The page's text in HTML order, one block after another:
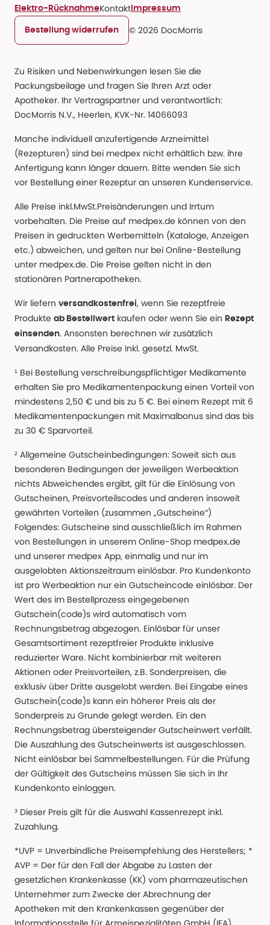
Elektro-RücknahmeKontakt Impressum
Bestellung widerrufen © 2026 DocMorris
Zu Risiken und Nebenwirkungen lesen Sie die
Packungsbeilage und fragen Sie Ihren Arzt oder
Apotheker. Ihr Vertragspartner und verantwortlich:
DocMorris N.V., Heerlen, KVK-Nr. 14066093
Manche individuell anzufertigende Arzneimittel
(Rezepturen) sind bei medpex nicht erhältlich bzw. ihre
Anfertigung kann länger dauern. Bitte wenden Sie sich
vor Bestellung einer Rezeptur an unseren Kundenservice.
Alle Preise inkl.MwSt.Preisänderungen und Irrtum
vorbehalten. Die Preise auf medpex.de können von den
Preisen in gedruckten Werbemitteln (Kataloge, Anzeigen
etc.) abweichen, und gelten nur bei Online-Bestellung
unter medpex.de. Die Preise gelten nicht in den
stationären Partnerapotheken.
Wir liefern versandkostenfrei, wenn Sie rezeptfreie
Produkte ab Bestellwert kaufen oder wenn Sie ein Rezept
einsenden. Ansonsten berechnen wir zusätzlich
Versandkosten. Alle Preise Inkl. gesetzl. MwSt.
¹ Bei Bestellung verschreibungspflichtiger Medikamente
erhalten Sie pro Medikamentenpackung einen Vorteil von
mindestens 2,50 € und bis zu 5 €. Bei einem Rezept mit 6
Medikamentenpackungen mit Maximalbonus sind das bis
zu 30 € Sparvorteil.
² Allgemeine Gutscheinbedingungen: Soweit sich aus
besonderen Bedingungen der jeweiligen Werbeaktion
nichts Abweichendes ergibt, gilt für die Einlösung von
Gutscheinen, Preisvorteilscodes und anderen insoweit
gewährten Vorteilen (zusammen „Gutscheine“)
Folgendes: Gutscheine sind ausschließlich im Rahmen
von Bestellungen in unserem Online-Shop medpex.de
und unserer medpex App, einmalig und nur im
ausgelobten Aktionszeitraum einlösbar. Pro Kundenkonto
ist pro Werbeaktion nur ein Gutscheincode einlösbar. Der
Wert des im Bestellprozess eingegebenen
Gutschein(code)s wird automatisch vom
Rechnungsbetrag abgezogen. Einlösbar für unser
Gesamtsortiment rezeptfreier Produkte inklusive
reduzierter Ware. Nicht kombinierbar mit weiteren
Aktionen oder Preisvorteilen, z.B. Sonderpreisen, die
exklusiv über Dritte ausgelobt werden. Bei Eingabe eines
Gutschein(code)s kann ein höherer Preis als der
Sonderpreis zu Grunde gelegt werden. Ein den
Rechnungsbetrag übersteigender Gutscheinwert verfällt.
Die Auszahlung des Gutscheinwerts ist ausgeschlossen.
Nicht einlösbar bei Sammelbestellungen. Für die Prüfung
der Gültigkeit des Gutscheins müssen Sie sich in Ihr
Kundenkonto einloggen.
³ Dieser Preis gilt für die Auswahl Kassenrezept inkl.
Zuzahlung.
*UVP = Unverbindliche Preisempfehlung des Herstellers; *
AVP = Der für den Fall der Abgabe zu Lasten der
gesetzlichen Krankenkasse (KK) vom pharmazeutischen
Unternehmer zum Zwecke der Abrechnung der
Apotheken mit den Krankenkassen gegenüber der